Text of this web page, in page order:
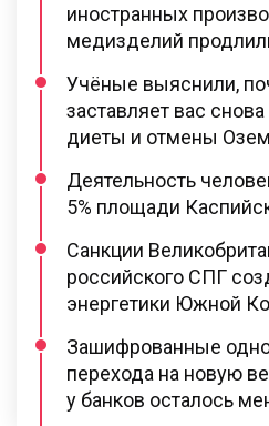
иностранных
медизделий
Учёные выяснили,
заставляет вас
диеты и отмены
Деятельность
5% площади
Санкции
российского СПГ
энергетики Южной
Зашифрованные
перехода на новую
у банков осталось